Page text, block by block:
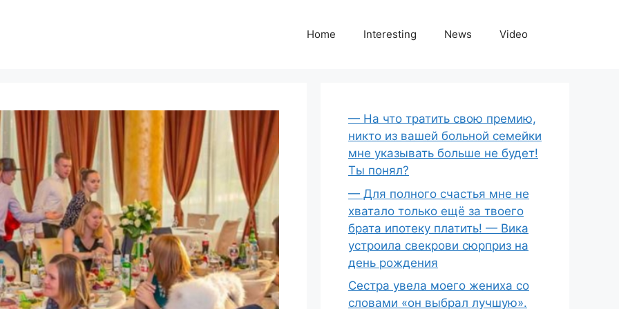
Home Interesting News Video
— На что тратить свою премию,
никто из вашей больной семейки
мне указывать больше не будет!
Ты понял?
— Для полного счастья мне не
хватало только ещё за твоего
брата ипотеку платить! — Вика
устроила свекрови сюрприз на
день рождения
Сестра увела моего жениха со
словами «он выбрал лучшую».